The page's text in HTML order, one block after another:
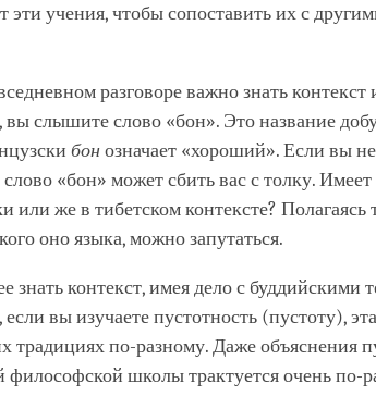
эти учения, чтобы сопоставить их с
разговоре важно знать контекст
слышите слово «бон». Это название
бонозначает «хороший». Если вы
слово «бон» может сбить вас с толку.
или же в тибетском контексте? Полагаясь
оно языка, можно запутаться.
знать контекст, имея дело с буддийскими
вы изучаете пустотность (пустоту),
традициях по-разному. Даже объяснения
философской школы трактуется очень по-